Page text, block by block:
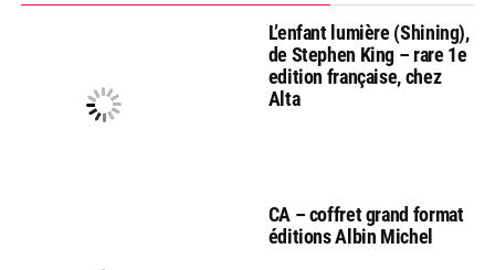
L’enfant lumière (Shining),
de Stephen King – rare 1e
edition française, chez
Alta
CA – coffret grand format
éditions Albin Michel